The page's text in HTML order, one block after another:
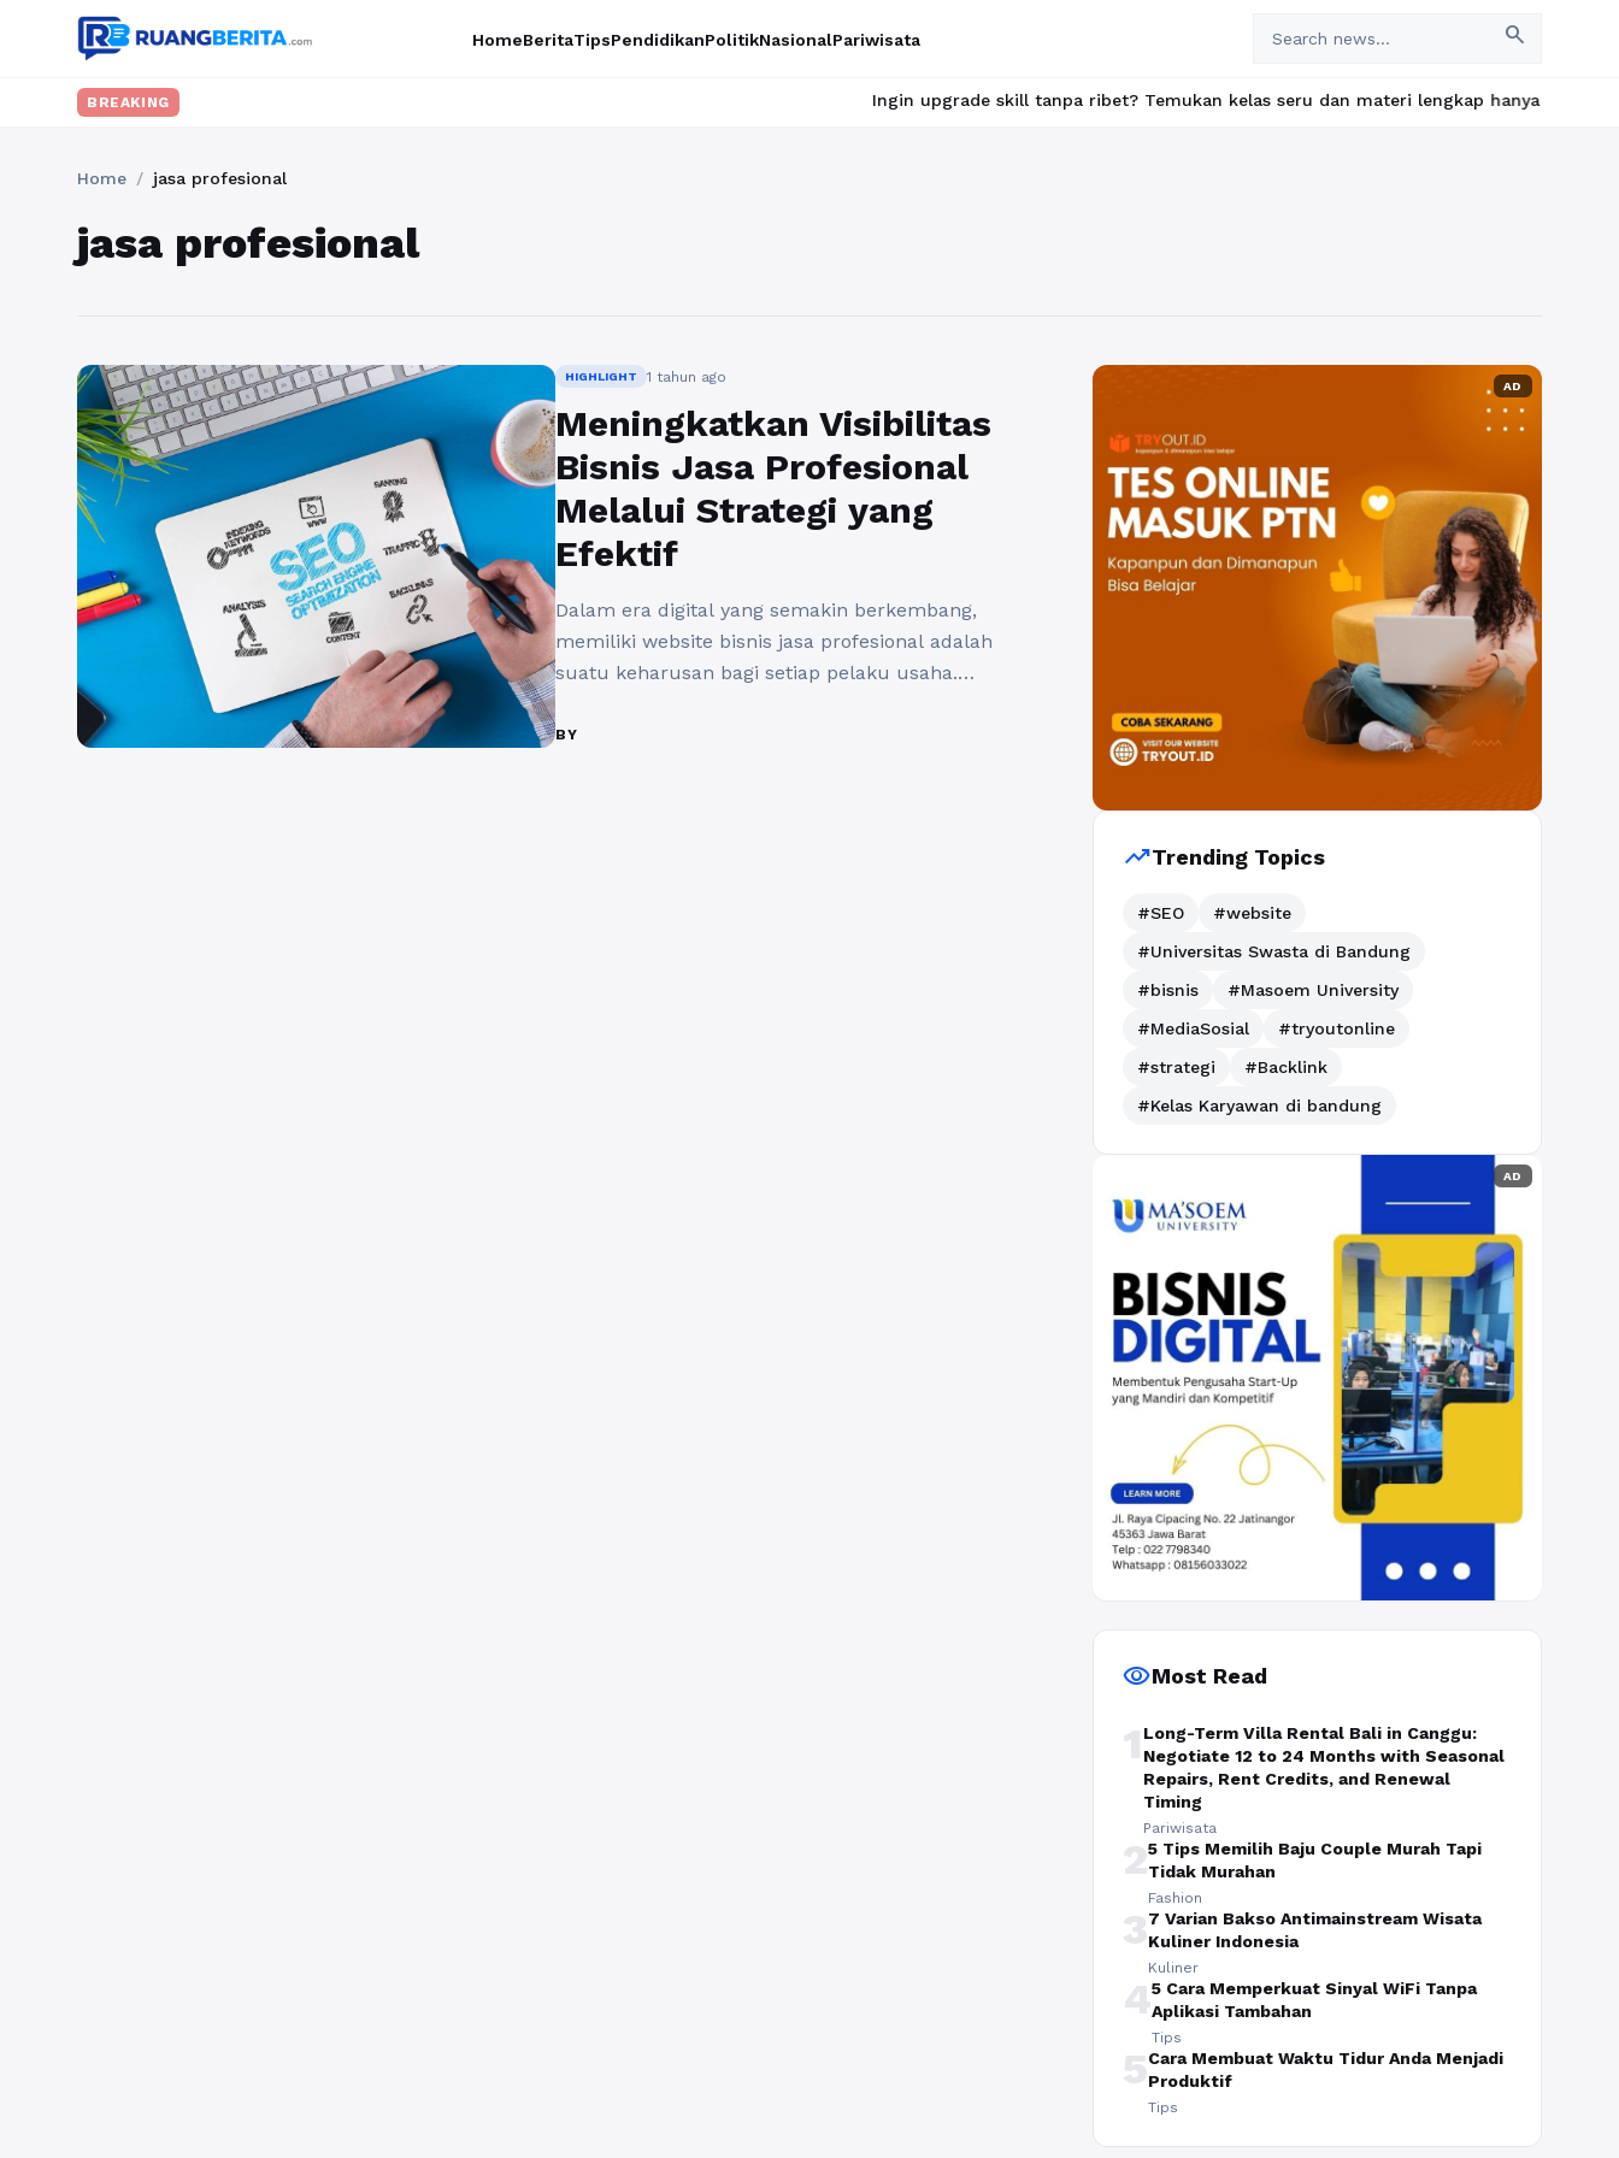
HomeBeritaTipsPendidikanPolitikNasionalPariwisata search
BREAKING Ingin upgrade skill tanpa ribet? Temukan kelas seru dan materi lengkap hanya di
Home / jasa profesional
jasa profesional
HIGHLIGHT 1 tahun ago
Meningkatkan Visibilitas
Bisnis Jasa Profesional
Melalui Strategi yang
Efektif
Dalam era digital yang semakin berkembang,
memiliki website bisnis jasa profesional adalah
suatu keharusan bagi setiap pelaku usaha.
cukup; Anda juga perlu melakukan promosi
BY
AD
trending_upTrending Topics
#SEO
#website
#Universitas Swasta di Bandung
#bisnis
#Masoem University
#MediaSosial
#tryoutonline
#strategi
#Backlink
#Kelas Karyawan di bandung
AD
visibilityMost Read
1 Long-Term Villa Rental Bali in Canggu:
Negotiate 12 to 24 Months with Seasonal
Repairs, Rent Credits, and Renewal
Timing
Pariwisata
25 Tips Memilih Baju Couple Murah Tapi
Tidak Murahan
Fashion
37 Varian Bakso Antimainstream Wisata
Kuliner Indonesia
Kuliner
45 Cara Memperkuat Sinyal WiFi Tanpa
Aplikasi Tambahan
Tips
5Cara Membuat Waktu Tidur Anda Menjadi
Produktif
Tips